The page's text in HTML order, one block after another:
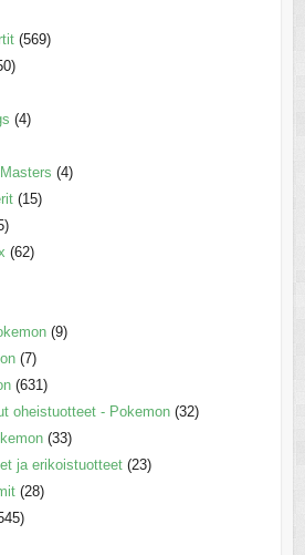
(569)
(4)
(4)
(15)
(62)
(9)
(7)
(631)
oheistuotteet - Pokemon (32)
(33)
ja erikoistuotteet (23)
(28)